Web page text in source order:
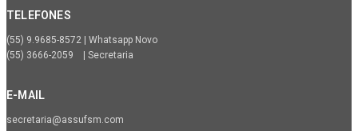
TELEFONES
(55) 9.9685-8572 | Whatsapp Novo
(55) 3666-2059 | Secretaria
E-MAIL
secretaria@assufsm.com